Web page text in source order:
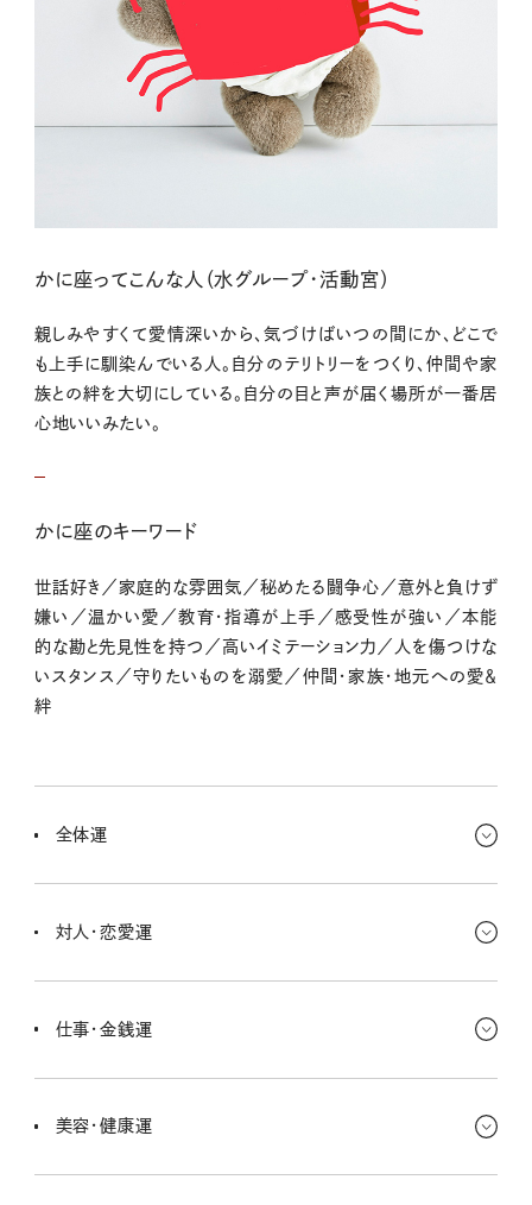
かに座ってこんな人（水グループ・活動宮）
親しみやすくて愛情深いから、気づけばいつの間にか、どこで
も上手に馴染んでいる人。自分のテリトリーをつくり、仲間や家
族との絆を大切にしている。自分の目と声が届く場所が一番居
心地いいみたい。
かに座のキーワード
世話好き／家庭的な雰囲気／秘めたる闘争心／意外と負けず
嫌い／温かい愛／教育・指導が上手／感受性が強い／本能
的な勘と先見性を持つ／高いイミテーション力／人を傷つけな
いスタンス／守りたいものを溺愛／仲間・家族・地元への愛＆
絆
全体運
じゃなくたって大丈夫さ！ まわりの人たちから頼られることが多そう
対人・恋愛運
をもらえてラッキー☆ オーバーワーク気味だと、身内に鬱憤を発散し
仕事・金銭運
こで何を使ったか、ちゃーんと管理しよ！ 買いすぎちゃってロスが出
美容・健康運